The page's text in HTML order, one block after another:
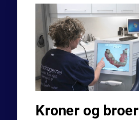
Kroner og broer